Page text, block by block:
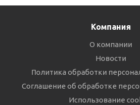
Компания
О компании
Новости
Политика обработки
Соглашение об обработке
Использование